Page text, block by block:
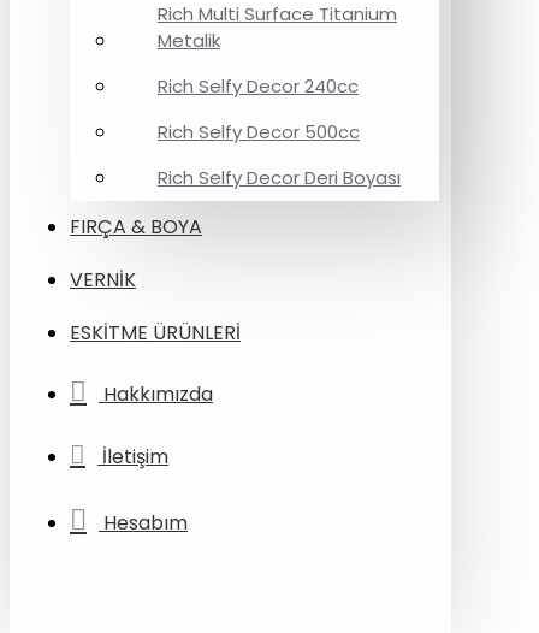
Rich Multi Surface Titanium
Metalik
Rich Selfy Decor 240cc
Rich Selfy Decor 500cc
Rich Selfy Decor Deri Boyası
FIRÇA & BOYA
VERNİK
ESKİTME ÜRÜNLERİ
Hakkımızda
İletişim
Hesabım